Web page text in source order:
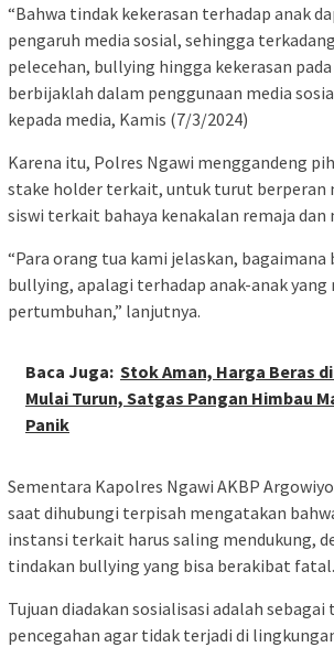
“Bahwa tindak kekerasan terhadap anak
pengaruh media sosial, sehingga
pelecehan, bullying hingga kekerasan
berbijaklah dalam penggunaan media
kepada media, Kamis (7/3/2024)
Karena itu, Polres Ngawi menggandeng
stake holder terkait, untuk turut berperan
siswi terkait bahaya kenakalan remaja dan
“Para orang tua kami jelaskan, bagaimana
bullying, apalagi terhadap anak-anak yang
pertumbuhan,” lanjutnya.
Baca Juga: Stok Aman, Harga Beras
Mulai Turun, Satgas Pangan Himbau
Panik
Sementara Kapolres Ngawi AKBP
saat dihubungi terpisah mengatakan
instansi terkait harus saling mendukung,
tindakan bullying yang bisa berakibat fatal.
Tujuan diadakan sosialisasi adalah sebagai
pencegahan agar tidak terjadi di